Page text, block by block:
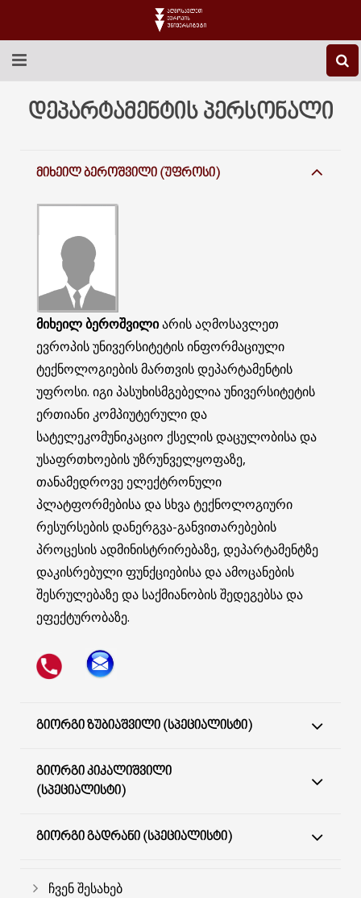
EEU-Ს ᲨᲔᲡᲐᲮᲔᲑ
ᲙᲕᲚᲔᲕᲐ
ᲡᲐᲔᲠᲗᲐᲨᲝᲠᲘᲡᲝ
ᲑᲘᲑᲚᲘᲝᲗᲔᲙᲐ
ᲡᲢᲣᲓᲔᲜᲢᲣᲠᲘ ᲪᲮᲝᲕᲠᲔᲑᲐ
ᲙᲝᲜᲢᲐᲥᲢᲘ
დეპარტამენტის პერსონალი
ᲛᲘᲮᲔᲘᲚ ᲑᲔᲠᲝᲨᲕᲘᲚᲘ (ᲣᲤᲠᲝᲡᲘ)
მიხეილ ბეროშვილიარის აღმოსავლეთ
ევროპის უნივერსიტეტის ინფორმაციული
ტექნოლოგიების მართვის დეპარტამენტის
უფროსი. იგი პასუხისმგებელია უნივერსიტეტის
ერთიანი კომპიუტერული და
სატელეკომუნიკაციო ქსელის დაცულობისა და
უსაფრთხოების უზრუნველყოფაზე,
თანამედროვე ელექტრონული
პლატფორმებისა და სხვა ტექნოლოგიური
რესურსების დანერგვა-განვითარებების
პროცესის ადმინისტრირებაზე, დეპარტამენტზე
დაკისრებული ფუნქციებისა და ამოცანების
შესრულებაზე და საქმიანობის შედეგებსა და
ეფექტურობაზე.
ᲒᲘᲝᲠᲒᲘ ᲖᲣᲑᲘᲐᲨᲕᲘᲚᲘ (ᲡᲞᲔᲪᲘᲐᲚᲘᲡᲢᲘ)
ᲒᲘᲝᲠᲒᲘ ᲙᲘᲙᲐᲚᲘᲨᲕᲘᲚᲘ
(ᲡᲞᲔᲪᲘᲐᲚᲘᲡᲢᲘ)
ᲒᲘᲝᲠᲒᲘ ᲒᲐᲓᲠᲐᲜᲘ (ᲡᲞᲔᲪᲘᲐᲚᲘᲡᲢᲘ)
ჩვენ შესახებ